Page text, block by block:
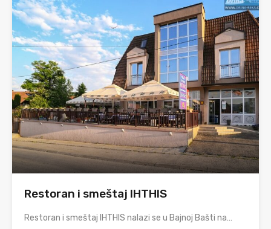
Restoran i smeštaj IHTHIS
Restoran i smeštaj IHTHIS nalazi se u Bajnoj Bašti na…